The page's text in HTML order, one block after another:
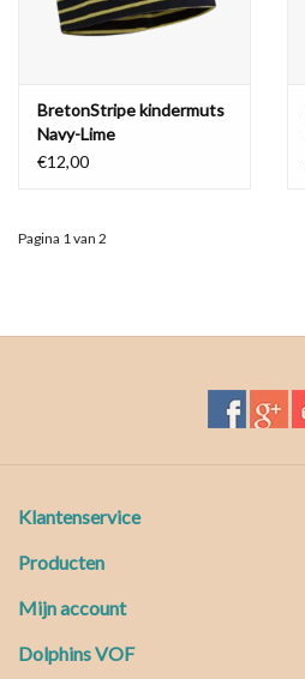
BretonStripe kindermuts
Navy-Lime
€12,00
Pagina 1 van 2
Klantenservice
Producten
Mijn account
Dolphins VOF